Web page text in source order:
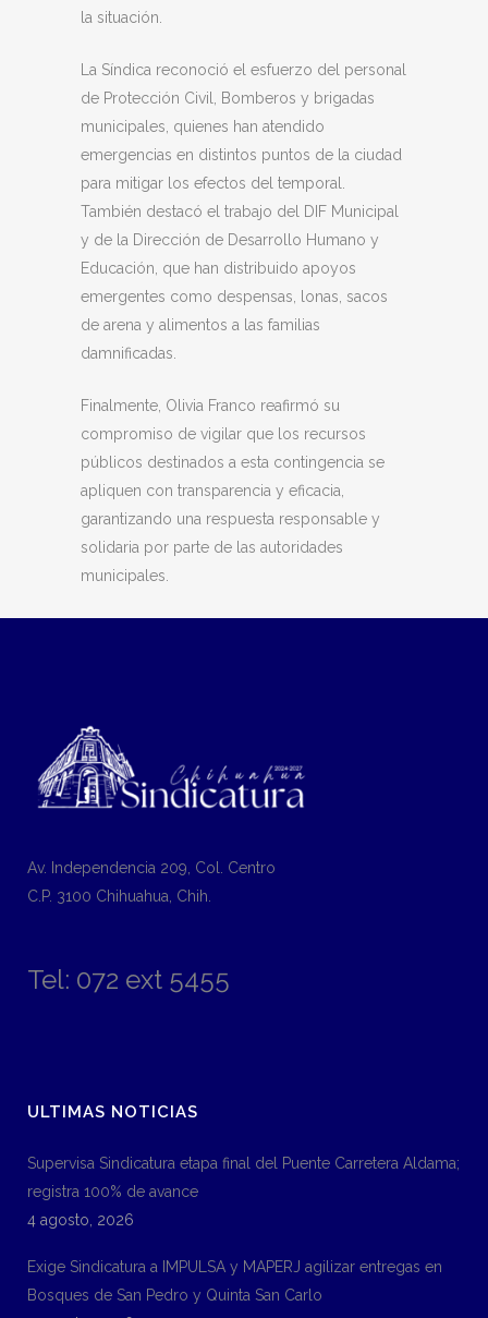
la situación.
La Síndica reconoció el esfuerzo del personal
de Protección Civil, Bomberos y brigadas
municipales, quienes han atendido
emergencias en distintos puntos de la ciudad
para mitigar los efectos del temporal.
También destacó el trabajo del DIF Municipal
y de la Dirección de Desarrollo Humano y
Educación, que han distribuido apoyos
emergentes como despensas, lonas, sacos
de arena y alimentos a las familias
damnificadas.
Finalmente, Olivia Franco reafirmó su
compromiso de vigilar que los recursos
públicos destinados a esta contingencia se
apliquen con transparencia y eficacia,
garantizando una respuesta responsable y
solidaria por parte de las autoridades
municipales.
Av. Independencia 209, Col. Centro
C.P. 3100 Chihuahua, Chih.
Tel: 072 ext 5455
ULTIMAS NOTICIAS
Supervisa Sindicatura etapa final del Puente Carretera Aldama;
registra 100% de avance
4 agosto, 2026
Exige Sindicatura a IMPULSA y MAPERJ agilizar entregas en
Bosques de San Pedro y Quinta San Carlo